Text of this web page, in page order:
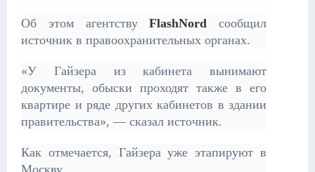
Об этом агентствуFlashNord сообщил
источник в правоохранительных органах.
«У Гайзера из кабинета вынимают
документы, обыски проходят также в его
квартире и ряде других кабинетов в здании
правительства», — сказал источник.
Как отмечается, Гайзера уже этапируют в
Москву.